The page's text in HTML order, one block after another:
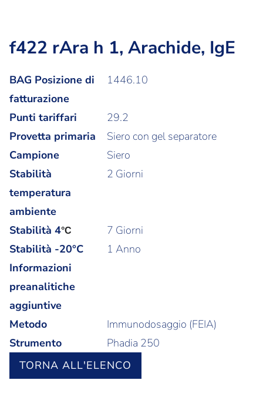
f422 rAra h 1, Arachide, IgE
BAG Posizione di
fatturazione
1446.10
Punti tariffari
29.2
Provetta primaria
Siero con gel separatore
Campione
Siero
Stabilità
temperatura
ambiente
2 Giorni
Stabilità 4°C
7 Giorni
Stabilità -20°C
1 Anno
Informazioni
preanalitiche
aggiuntive
Metodo
Immunodosaggio (FEIA)
Strumento
Phadia 250
TORNA ALL'ELENCO